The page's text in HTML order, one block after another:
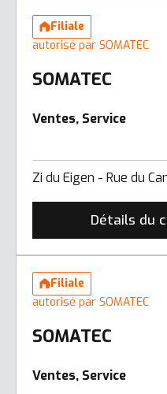
Filiale
autorisé par SOMATEC
SOMATEC
Ventes, Service
Zi du Eigen - Rue du
Détails du
Filiale
autorisé par SOMATEC
SOMATEC
Ventes, Service